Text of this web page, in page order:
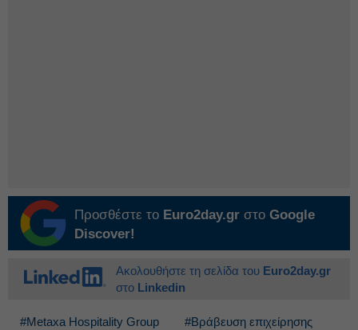
Προσθέστε το Euro2day.gr στο Google
Discover!
Ακολουθήστε τη σελίδα του Euro2day.gr
στο Linkedin
#Metaxa Hospitality Group #Βράβευση επιχείρησης